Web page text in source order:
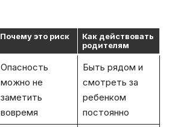
Почему это риск
Как действовать
родителям
Опасность
можно не
заметить
вовремя
Быть рядом и
смотреть за
ребенком
постоянно